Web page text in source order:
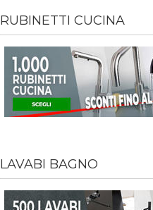
RUBINETTI CUCINA
LAVABI BAGNO